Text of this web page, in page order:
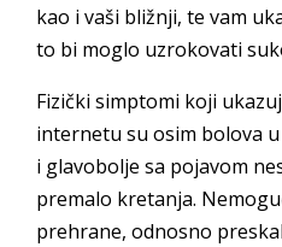
kao i vaši bližnji, te vam
to bi moglo uzrokovati
Fizički simptomi koji
internetu su osim bolova
i glavobolje sa pojavom
premalo kretanja.
prehrane, odnosno